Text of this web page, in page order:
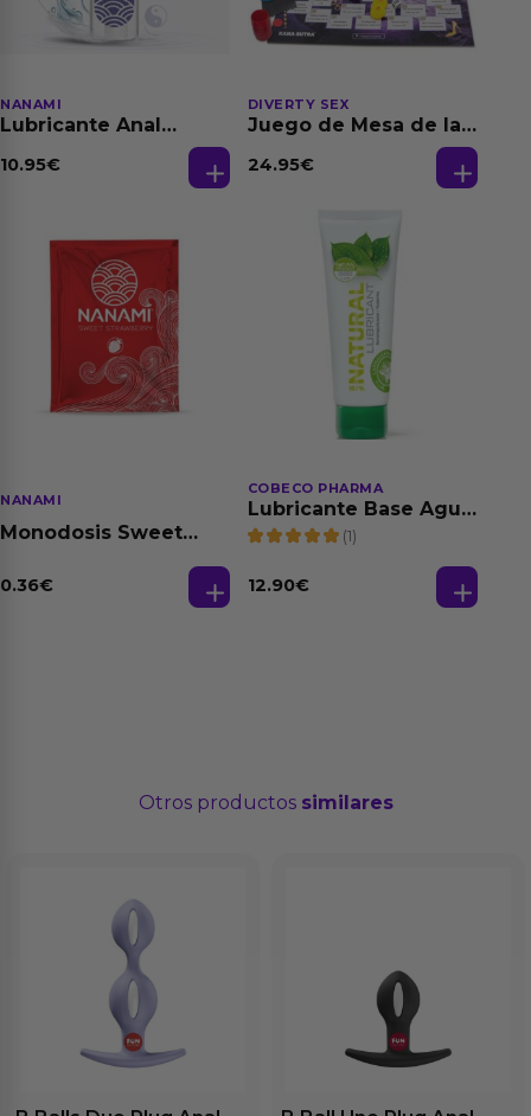
NANAMI
Lubricante Anal
Dilatación Base Agua
10.95€
DIVERTY SEX
Juego de Mesa de las
24.95€
NANAMI
Monodosis Sweet
0.36€
COBECO PHARMA
Lubricante Base Agua
100% Natural 125 ml
(1)
12.90€
Otros productos similares